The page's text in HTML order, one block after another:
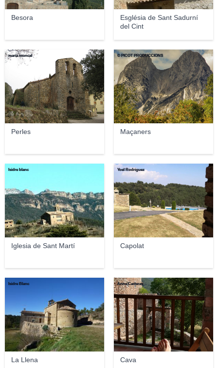
Besora
Església de Sant Sadurní
del Cint
Perles
maria moncal
Maçaners
© PICOT PRODUCCIONS
Iglesia de Sant Martí
Isidre blanc
Capolat
Yoel Rodriguez
La Llena
Isidre Blanc
Cava
Anna Carreras